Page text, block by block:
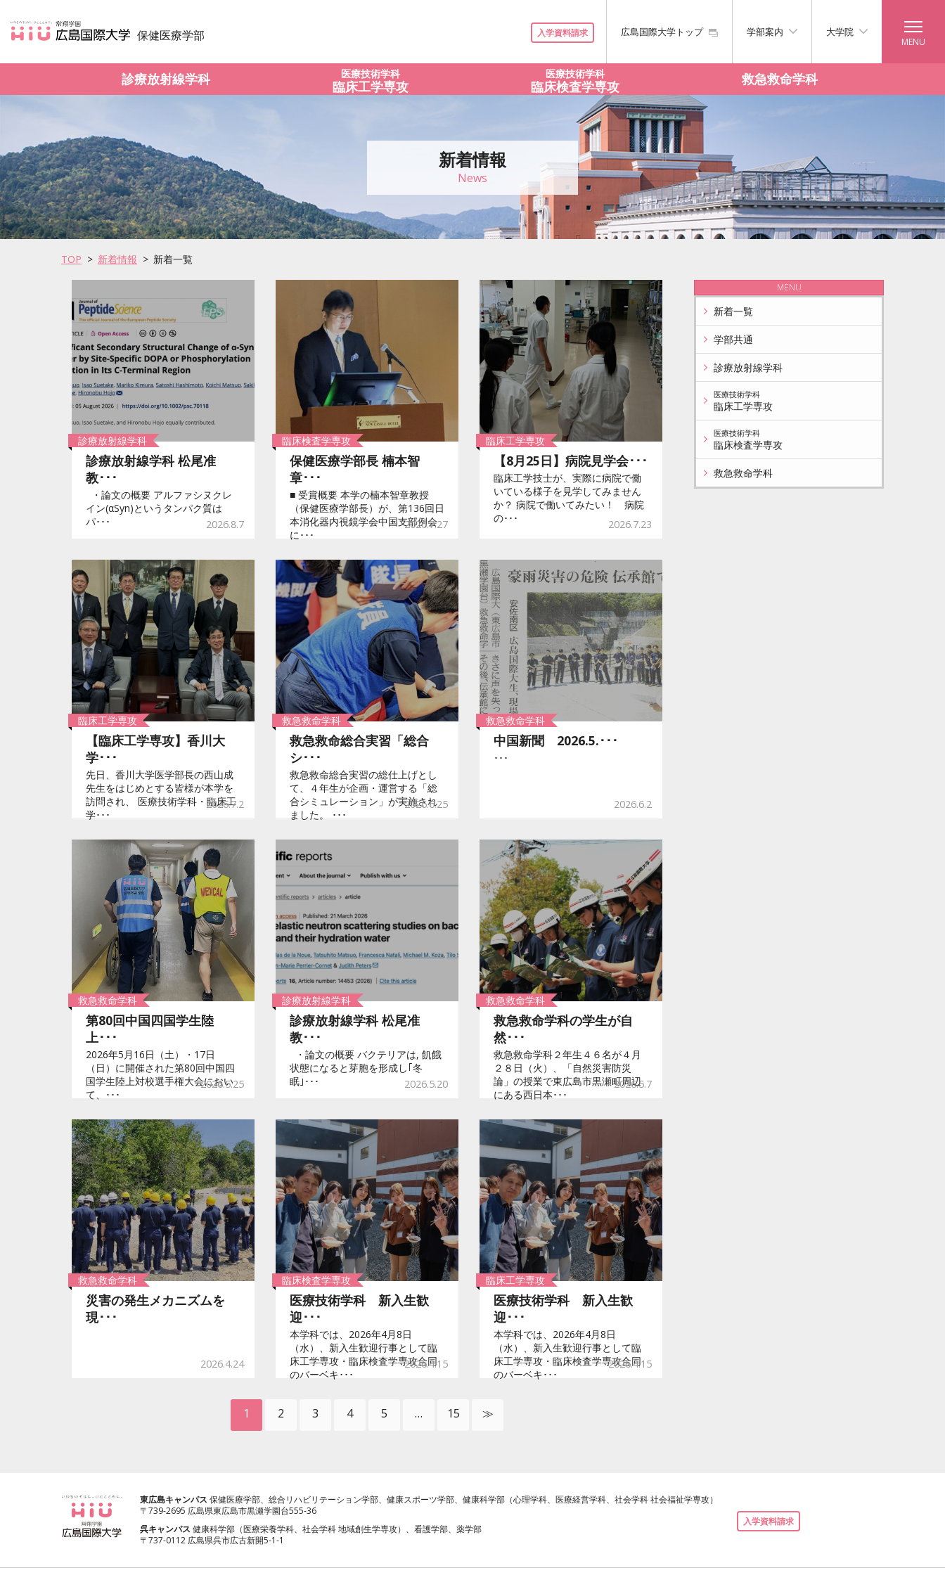
保健医療学部 入学資料請求 広島国際大学トップ 学部案内 大学院
診療放射線学科 医療技術学科
臨床工学専攻
医療技術学科
臨床検査学専攻 救急救命学科
新着情報
News
TOP 新着情報 新着一覧
診療放射線学科
診療放射線学科 松尾准
教･･･
・論文の概要 アルファシヌクレ
イン(αSyn)というタンパク質は
パ･･･
2026.8.7
臨床検査学専攻
保健医療学部長 楠本智
章･･･
■ 受賞概要 本学の楠本智章教授
（保健医療学部長）が、第136回日
本消化器内視鏡学会中国支部例会
に･･･
2026.7.27
臨床工学専攻
【8月25日】病院見学会･･･
臨床工学技士が、実際に病院で働
いている様子を見学してみません
か？ 病院で働いてみたい！ 病院
の･･･
2026.7.23
臨床工学専攻
【臨床工学専攻】香川大
学･･･
先日、香川大学医学部長の西山成
先生をはじめとする皆様が本学を
訪問され、 医療技術学科・臨床工
学･･･
2026.7.2
救急救命学科
救急救命総合実習「総合
シ･･･
救急救命総合実習の総仕上げとし
て、４年生が企画・運営する「総
合シミュレーション」が実施され
ました。 ･･･
2026.6.25
救急救命学科
中国新聞 2026.5.･･･
･･･
2026.6.2
救急救命学科
第80回中国四国学生陸
上･･･
2026年5月16日（土）・17日
（日）に開催された第80回中国四
国学生陸上対校選手権大会におい
て、･･･
2026.5.25
診療放射線学科
診療放射線学科 松尾准
教･･･
・論文の概要 バクテリアは, 飢餓
状態になると芽胞を形成し｢冬
眠｣･･･
2026.5.20
救急救命学科
救急救命学科の学生が自
然･･･
救急救命学科２年生４６名が４月
２８日（火）、「自然災害防災
論」の授業で東広島市黒瀬町周辺
にある西日本･･･
2026.5.7
救急救命学科
災害の発生メカニズムを
現･･･
2026.4.24
臨床検査学専攻
医療技術学科 新入生歓
迎･･･
本学科では、2026年4月8日
（水）、新入生歓迎行事として臨
床工学専攻・臨床検査学専攻合同
のバーベキ･･･
2026.4.15
臨床工学専攻
医療技術学科 新入生歓
迎･･･
本学科では、2026年4月8日
（水）、新入生歓迎行事として臨
床工学専攻・臨床検査学専攻合同
のバーベキ･･･
2026.4.15
1 2 3 4 5 … 15 ≫
MENU
新着一覧
学部共通
診療放射線学科
医療技術学科
臨床工学専攻
医療技術学科
臨床検査学専攻
救急救命学科
東広島キャンパス 保健医療学部、総合リハビリテーション学部、健康スポーツ学部、健康科学部（心理学科、医療経営学科、社会学科 社会福祉学専攻）
〒739-2695 広島県東広島市黒瀬学園台555-36
呉キャンパス 健康科学部（医療栄養学科、社会学科 地域創生学専攻）、看護学部、薬学部
〒737-0112 広島県呉市広古新開5-1-1
入学資料請求